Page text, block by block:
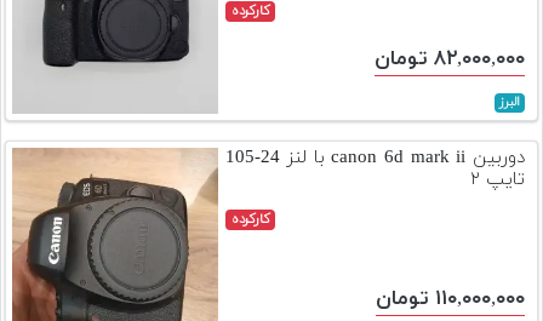
کارکرده
۸۲,۰۰۰,۰۰۰ تومان
البرز
دوربین canon 6d mark ii با لنز 24-105
تایپ ۲
کارکرده
۱۱۰,۰۰۰,۰۰۰ تومان